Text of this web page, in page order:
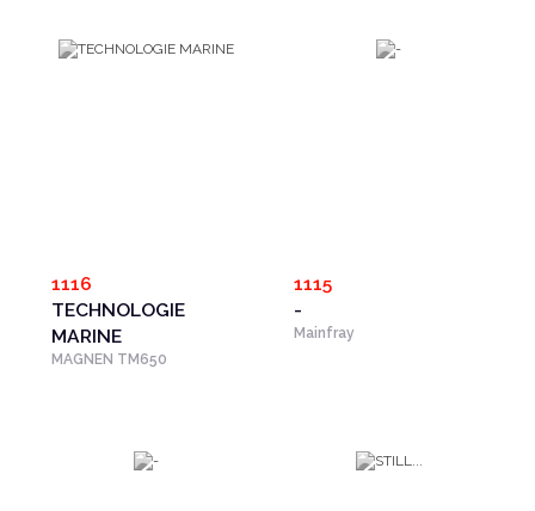
1116
TECHNOLOGIE
MARINE
MAGNEN TM650
1115
-
Mainfray